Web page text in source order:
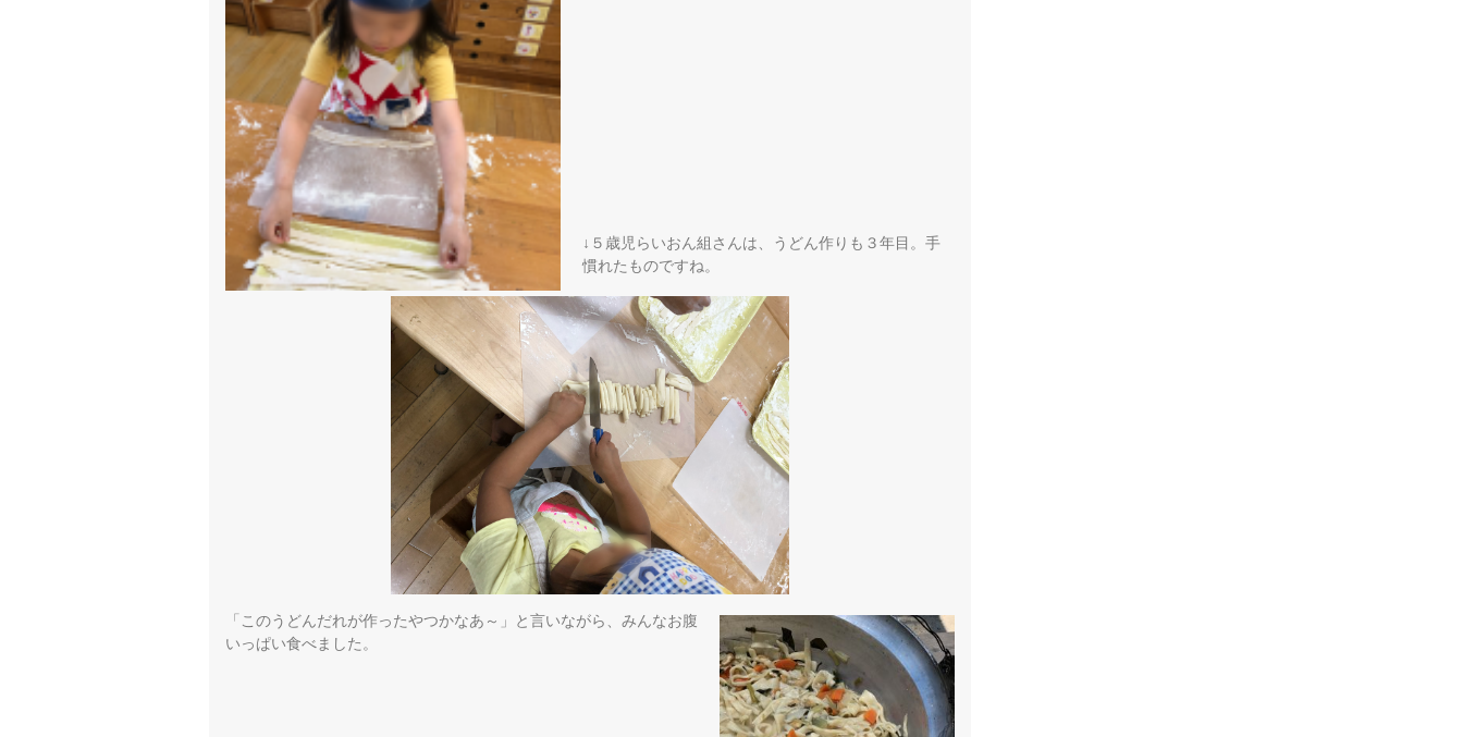
↓５歳児らいおん組さんは、うどん作りも３年目。手
慣れたものですね。
「このうどんだれが作ったやつかなあ～」と言いながら、みんなお腹
いっぱい食べました。